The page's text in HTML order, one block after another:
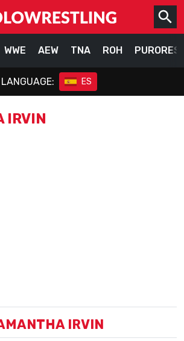
WWE AEW TNA ROH
LANGUAGE: ES
IRVIN
IRVIN